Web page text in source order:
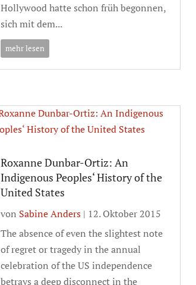
Hollywood hatte schon früh begonnen,
sich mit dem...
mehr lesen
Roxanne Dunbar-Ortiz: An
Indigenous Peoples‘ History of the
United States
von Sabine Anders| 12. Oktober 2015
The absence of even the slightest note
of regret or tragedy in the annual
celebration of the US independence
betrays a deep disconnect in the